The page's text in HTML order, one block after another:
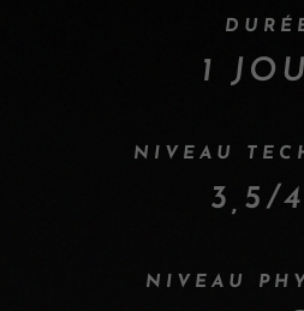
1
NIVEAU
3,5/4
NIVEAU